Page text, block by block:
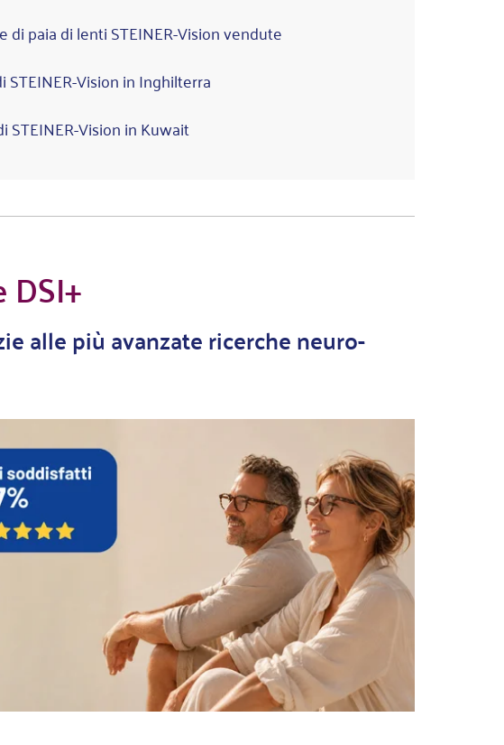
di paia di lenti STEINER-Vision vendute
STEINER-Vision in Inghilterra
STEINER-Vision in Kuwait
alle più avanzate ricerche neuro-